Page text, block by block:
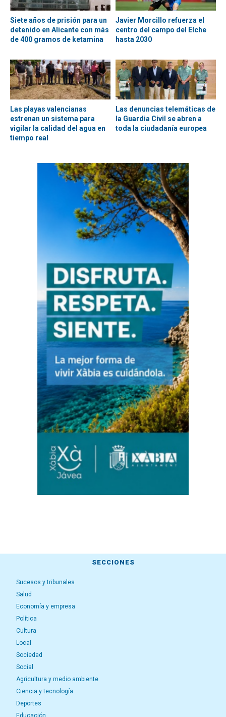
Siete años de prisión para un
detenido en Alicante con más
de 400 gramos de ketamina
Javier Morcillo refuerza el
centro del campo del Elche
hasta 2030
Las playas valencianas
estrenan un sistema para
vigilar la calidad del agua en
tiempo real
Las denuncias telemáticas de
la Guardia Civil se abren a
toda la ciudadanía europea
SECCIONES
Sucesos y tribunales
Salud
Economía y empresa
Política
Cultura
Local
Sociedad
Social
Agricultura y medio ambiente
Ciencia y tecnología
Deportes